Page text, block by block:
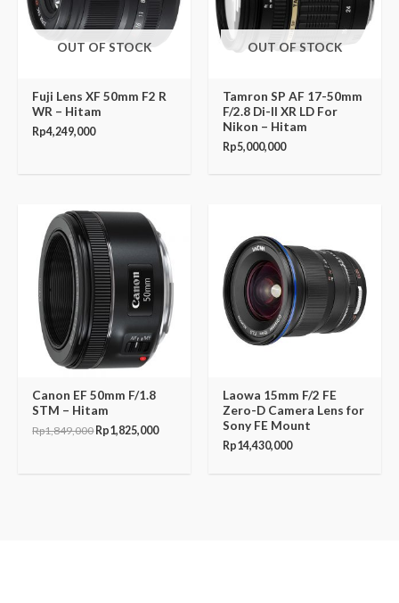
OUT OF STOCK
Fuji Lens XF 50mm F2 R
WR – Hitam
Rp4,249,000
OUT OF STOCK
Tamron SP AF 17-50mm
F/2.8 Di-II XR LD For
Nikon – Hitam
Rp5,000,000
Canon EF 50mm F/1.8
STM – Hitam
Rp1,849,000
Original
price
was:
Rp1,849,000.
Rp1,825,000
is:
Rp1,825,000.
Laowa 15mm F/2 FE
Zero-D Camera Lens for
Sony FE Mount
Rp14,430,000